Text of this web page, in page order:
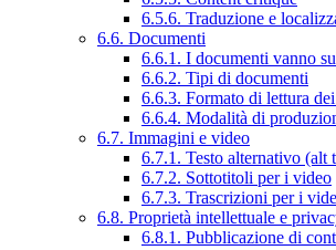
6.5.6. Traduzione e
6.6. Documenti
6.6.1. I documenti vanno
6.6.2. Tipi di documenti
6.6.3. Formato di lettura
6.6.4. Modalità di
6.7. Immagini e video
6.7.1. Testo alternativo (alt
6.7.2. Sottotitoli per i video
6.7.3. Trascrizioni per i
6.8. Proprietà intellettuale e
6.8.1. Pubblicazione di